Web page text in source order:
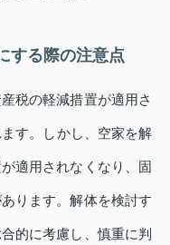
する際の注意点
税の軽減措置が適用さ
す。しかし、空家を解
適用されなくなり、固
ります。解体を検討す
的に考慮し、慎重に判